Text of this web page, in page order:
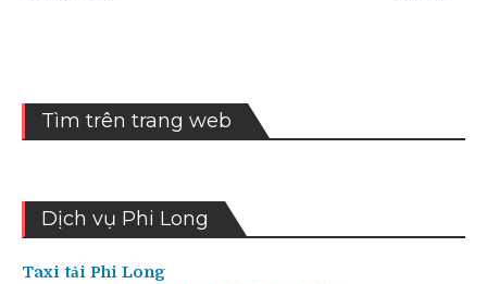
Tìm trên trang web
Dịch vụ Phi Long
Taxi tải Phi Long